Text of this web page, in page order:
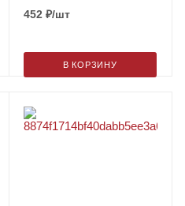
452 ₽/шт
В КОРЗИНУ